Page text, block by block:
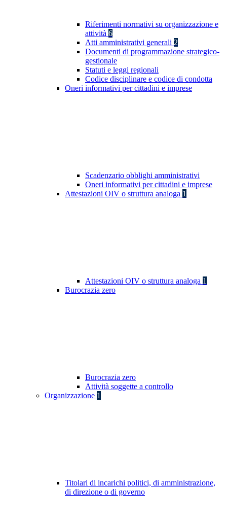
Riferimenti normativi su organizzazione e
attività 6
Atti amministrativi generali 2
Documenti di programmazione strategico-
gestionale
Statuti e leggi regionali
Codice disciplinare e codice di condotta
Oneri informativi per cittadini e imprese
Scadenzario obblighi amministrativi
Oneri informativi per cittadini e imprese
Attestazioni OIV o struttura analoga 1
Attestazioni OIV o struttura analoga 1
Burocrazia zero
Burocrazia zero
Attività soggette a controllo
Organizzazione 1
Titolari di incarichi politici, di amministrazione,
di direzione o di governo